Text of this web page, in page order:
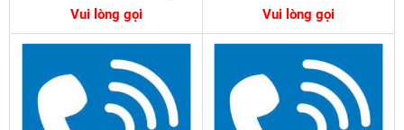
Vui lòng gọi
Vui lòng gọi